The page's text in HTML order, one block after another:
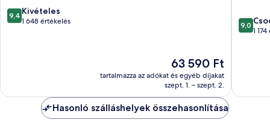
9.4
ennyiből:
9,4 Kivételes
1 648 értékelés
Az
ár
63 590 Ft
63 590 Ft
tartalmazza az adókat és egyéb díjakat
szept. 1. – szept. 2.
9.0
9,0
1
Hasonló szálláshelyek összehasonlítása